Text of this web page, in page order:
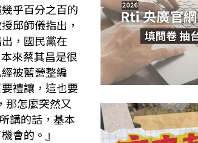
乎百分之百的
邱師儀指出，
，國民黨在
來蔡其昌是很
被藍營整編
禮讓，這也要
那怎麼突然又
講的話，基本
會的。』